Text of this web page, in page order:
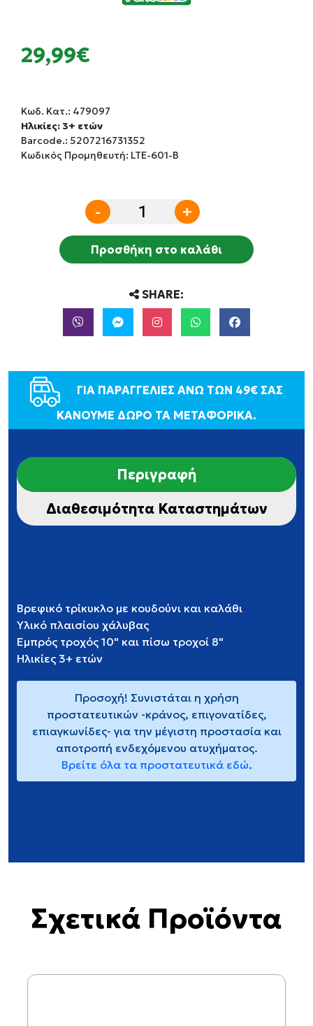
29,99€
Κωδ. Κατ.: 479097
Ηλικίες: 3+ ετών
Barcode.: 5207216731352
Κωδικός Προμηθευτή: LTE-601-B
- +
Προσθήκη στο καλάθι
SHARE:
ΓΙΑ ΠΑΡΑΓΓΕΛΙΕΣ ΑΝΩ ΤΩΝ 49€ ΣΑΣ
ΚΑΝΟΥΜΕ ΔΩΡΟ ΤΑ ΜΕΤΑΦΟΡΙΚΑ.
Περιγραφή
Διαθεσιμότητα Καταστημάτων
Βρεφικό τρίκυκλο με κουδούνι και καλάθι
Υλικό πλαισίου χάλυβας
Εμπρός τροχός 10" και πίσω τροχοί 8"
Ηλικίες 3+ ετών
Προσοχή! Συνιστάται η χρήση
προστατευτικών -κράνος, επιγονατίδες,
επιαγκωνίδες- για την μέγιστη προστασία και
αποτροπή ενδεχόμενου ατυχήματος.
Βρείτε όλα τα προστατευτικά εδώ.
Σχετικά Προϊόντα